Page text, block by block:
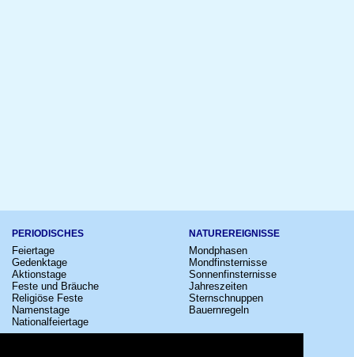
PERIODISCHES
Feiertage
Gedenktage
Aktionstage
Feste und Bräuche
Religiöse Feste
Namenstage
Nationalfeiertage
NATUREREIGNISSE
Mondphasen
Mondfinsternisse
Sonnenfinsternisse
Jahreszeiten
Sternschnuppen
Bauernregeln